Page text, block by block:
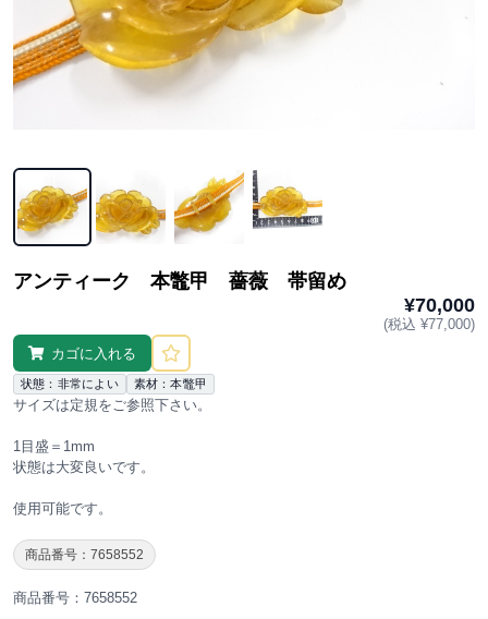
アンティーク 本鼈甲 薔薇 帯留め
¥70,000
(税込 ¥77,000)
カゴに入れる
状態：非常によい 素材：本鼈甲
サイズは定規をご参照下さい。
1目盛＝1mm
状態は大変良いです。
使用可能です。
商品番号：7658552
商品番号：7658552